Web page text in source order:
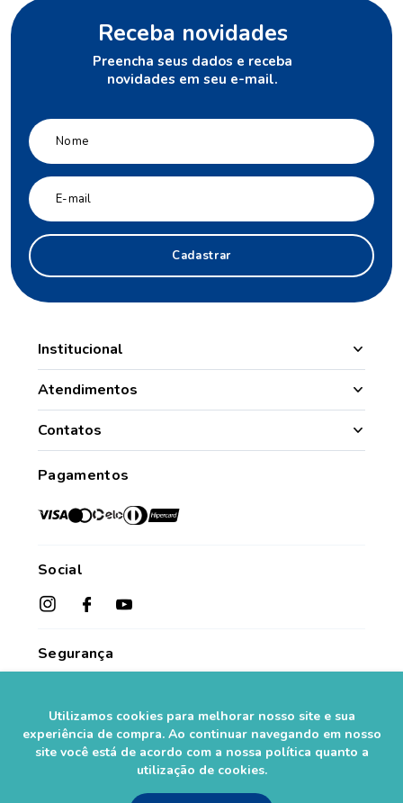
Utilizamos cookies para melhorar nosso site e sua
experiência de compra. Ao continuar navegando em nosso
site você está de acordo com a nossa política quanto a
utilização de cookies.
Receba novidades
Preencha seus dados e receba
novidades em seu e-mail.
Cadastrar
Institucional
Manipulação
Quem Somos
Convênios
Crediário Web
Política de Troca e Devolução
Atendimentos
Nossas Lojas
Minha Conta
Histórico de Pedidos
Lista de Desejos
Fale Conosco
Seja um Franqueado
Perguntas Frequentes
Contatos
Para todo o Brasil (whatsapp)
sac@farmasaorafaelcom.br
de segunda a sexta-feira.*
Pagamentos
Social
Segurança